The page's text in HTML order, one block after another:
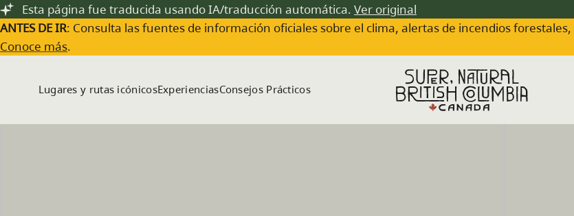
Saltar al contenido principal
Esta página fue traducida usando IA/traducción automática. Ver original
ANTES DE IR: Consulta las fuentes de información oficiales sobre el clima, alertas de incendios
Conoce más.
Lugares y rutas icónicosExperienciasConsejos Prácticos